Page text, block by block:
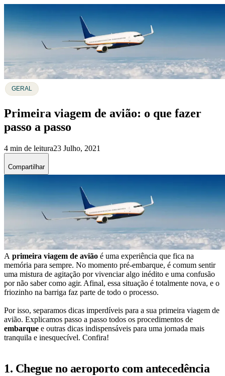
GERAL
Primeira viagem de avião: o que fazer
passo a passo
4 min de leitura23 Julho, 2021
Compartilhar
A primeira viagem de avião é uma experiência que fica na
memória para sempre. No momento pré-embarque, é comum sentir
uma mistura de agitação por vivenciar algo inédito e uma confusão
por não saber como agir. Afinal, essa situação é totalmente nova, e o
friozinho na barriga faz parte de todo o processo.
Por isso, separamos dicas imperdíveis para a sua primeira viagem de
avião. Explicamos passo a passo todos os procedimentos de
embarque e outras dicas indispensáveis para uma jornada mais
tranquila e inesquecível. Confira!
1. Chegue no aeroporto com antecedência